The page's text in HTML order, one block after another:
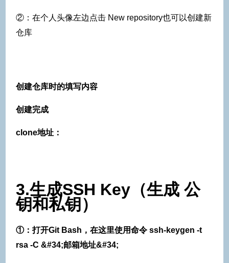
②：在个人头像左边点击 New repository也可以创建新
仓库
创建仓库时的填写内容
创建完成
clone地址：
3.生成SSH Key（生成 公
钥和私钥）
①：打开Git Bash，在这里使用命令 ssh-keygen -t
rsa -C &#34;邮箱地址&#34;